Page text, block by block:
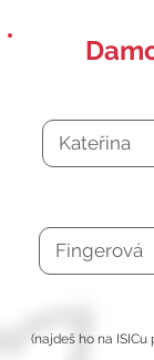
(najdeš ho na